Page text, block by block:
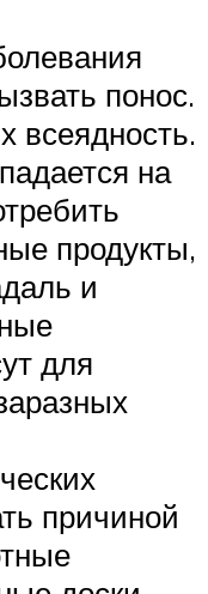
понос.
всеядность.
на
продукты,
и
для
причиной